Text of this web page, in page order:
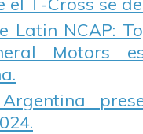
Latin NCAP:
Motors